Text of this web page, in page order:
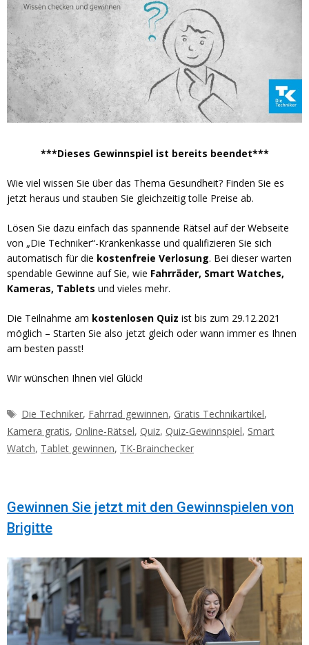
***Dieses Gewinnspiel ist bereits beendet***
Wie viel wissen Sie über das Thema Gesundheit? Finden Sie es
jetzt heraus und stauben Sie gleichzeitig tolle Preise ab.
Lösen Sie dazu einfach das spannende Rätsel auf der Webseite
von „Die Techniker“-Krankenkasse und qualifizieren Sie sich
automatisch für die kostenfreie Verlosung. Bei dieser warten
spendable Gewinne auf Sie, wie Fahrräder, Smart Watches,
Kameras, Tablets und vieles mehr.
Die Teilnahme am kostenlosen Quiz ist bis zum 29.12.2021
möglich – Starten Sie also jetzt gleich oder wann immer es Ihnen
am besten passt!
Wir wünschen Ihnen viel Glück!
Schlagwörter
Die Techniker, Fahrrad gewinnen, Gratis Technikartikel,
Kamera gratis, Online-Rätsel, Quiz, Quiz-Gewinnspiel, Smart
Watch, Tablet gewinnen, TK-Brainchecker
Gewinnen Sie jetzt mit den Gewinnspielen von
Brigitte